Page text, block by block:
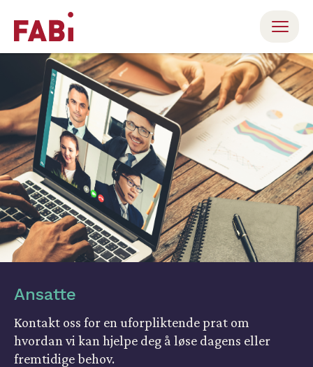
Ansatte
Kontakt oss for en uforpliktende prat om
hvordan vi kan hjelpe deg å løse dagens eller
fremtidige behov.